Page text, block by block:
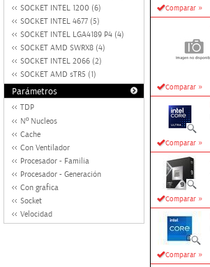
SOCKET INTEL 1200 (6)
SOCKET INTEL 4677 (5)
SOCKET INTEL LGA4189 P4 (4)
SOCKET AMD SWRX8 (4)
SOCKET INTEL 2066 (2)
SOCKET AMD sTR5 (1)
Parámetros
TDP
Nº Nucleos
Cache
Con Ventilador
Procesador - Familia
Procesador - Generación
Con grafica
Socket
Velocidad
Comparar »
Comparar »
Comparar »
Comparar »
Comparar »